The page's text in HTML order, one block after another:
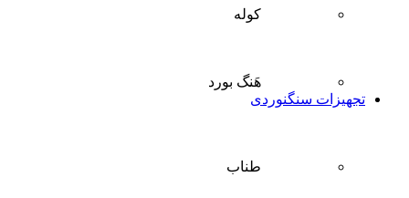
کوله
هَنگ بورد
تجهیزات سنگنوردی
طناب